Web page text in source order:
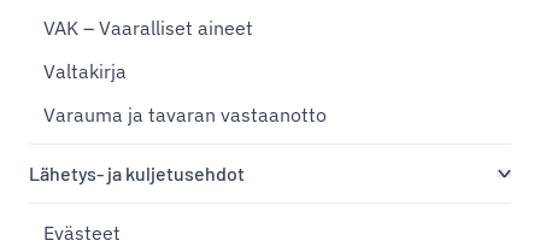
VAK – Vaaralliset aineet
Valtakirja
Varauma ja tavaran vastaanotto
Lähetys- ja kuljetusehdot
Evästeet